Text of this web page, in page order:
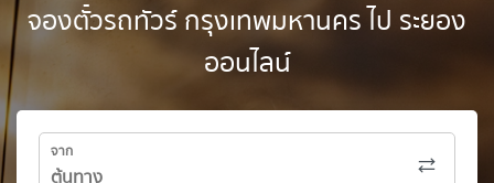
จองตั๋วรถทัวร์ กรุงเทพมหานคร ไป ระยอง
ออนไลน์
จาก